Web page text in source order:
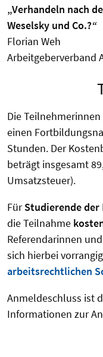
„Verhandeln nach
Weselsky und Co.?“
Florian Weh
Arbeitgeberverband
Die
einen
Stunden. Der
beträgt insgesamt
Umsatzsteuer).
FürStudierende
die Teilnahme
Referendarinnen
sich hierbei
arbeitsrechtlichen
Anmeldeschluss ist
Informationen zur